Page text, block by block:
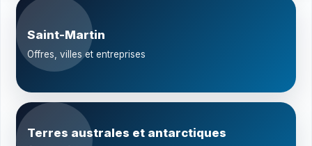
Saint-Martin
Offres, villes et entreprises
Terres australes et antarctiques